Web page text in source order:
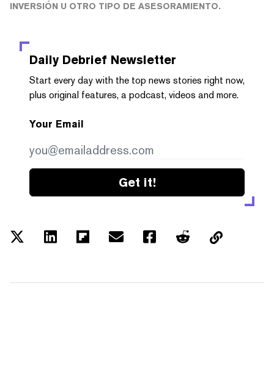
INVERSIÓN U OTRO TIPO DE ASESORAMIENTO.
Daily Debrief Newsletter
Start every day with the top news stories right now,
plus original features, a podcast, videos and more.
Your Email
Get it!